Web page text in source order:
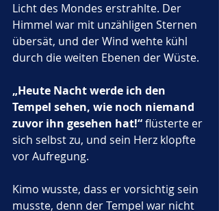
Licht des Mondes erstrahlte. Der
Himmel war mit unzähligen Sternen
übersät, und der Wind wehte kühl
durch die weiten Ebenen der Wüste.
„Heute Nacht werde ich den
Tempel sehen, wie noch niemand
zuvor ihn gesehen hat!“ flüsterte er
sich selbst zu, und sein Herz klopfte
vor Aufregung.
Kimo wusste, dass er vorsichtig sein
musste, denn der Tempel war nicht